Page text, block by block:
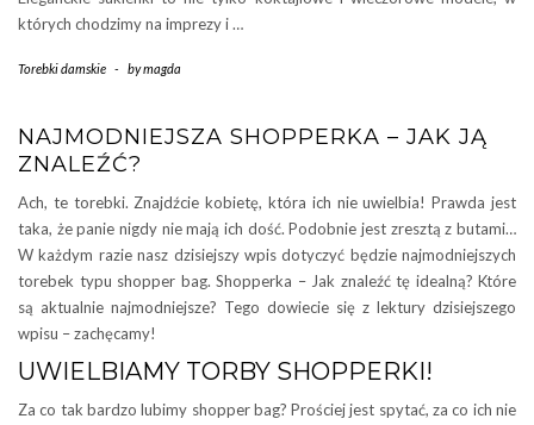
których chodzimy na imprezy i …
Torebki damskie - bymagda
NAJMODNIEJSZA SHOPPERKA – JAK JĄ
ZNALEŹĆ?
Ach, te torebki. Znajdźcie kobietę, która ich nie uwielbia! Prawda jest
taka, że panie nigdy nie mają ich dość. Podobnie jest zresztą z butami…
W każdym razie nasz dzisiejszy wpis dotyczyć będzie najmodniejszych
torebek typu shopper bag. Shopperka – Jak znaleźć tę idealną? Które
są aktualnie najmodniejsze? Tego dowiecie się z lektury dzisiejszego
wpisu – zachęcamy!
UWIELBIAMY TORBY SHOPPERKI!
Za co tak bardzo lubimy shopper bag? Prościej jest spytać, za co ich nie